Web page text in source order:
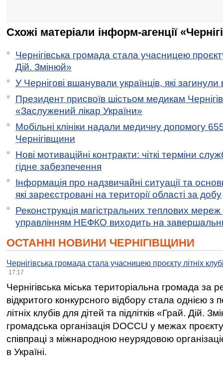
Схожі матеріали інформ-агенції
Чернігівська громада стала учасницею
Дій. Змінюй»
У Чернігові вшанували українців, які загинули
Президент присвоїв шістьом медикам
«Заслужений лікар України»
Мобільні клініки надали медичну допомогу
Чернігівщини
Нові мотиваційні контракти: чіткі терміни
гідне забезпечення
Інформація про надзвичайні ситуації та
які зареєстровані на території області за добу
Реконструкція магістральних теплових мереж
управлінням НЕФКО виходить на
ОСТАННІ НОВИНИ ЧЕРНІГІВЩИНИ
Чернігівська громада стала учасницею проєкту літніх
17:17
Чернігівська міська територіальна громада за
відкритого конкурсного відбору стала однією
літніх клубів для дітей та підлітків «Грай. Дій.
громадська організація DOCCU у межах
співпраці з міжнародною неурядовою
в Україні.